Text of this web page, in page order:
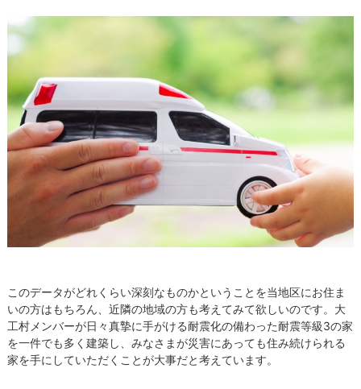
このデータがどれくらい深刻なものかということを当地区にお住ま
いの方はもちろん、近隣の地域の方も考えてみて欲しいのです。大
工村メンバーが日々真摯に手がける耐震化の備わった耐震等級3の家
を一件でも多く建築し、みなさまが災害にあっても住み続けられる
家を手にしていただくことが大事だと考えています。